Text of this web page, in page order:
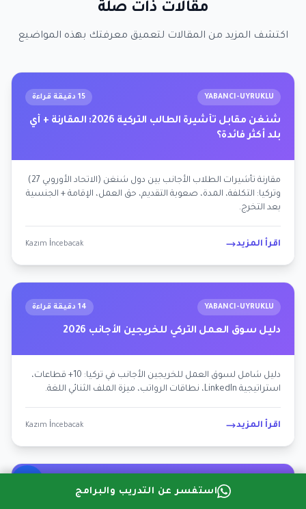
مقالات ذات صلة
اكتشف المزيد من المقالات لتعميق معرفتك بهذه المواضيع
YABANCI-UYRUKLU 15 دقيقة قراءة
شنغن مقابل تأشيرة الطالب التركية 2026: المقارنة + أي
بلد أكثر فائدة؟
مقارنة تأشيرات الطلاب الأجانب بين دول شنغن (الاتحاد الأوروبي 27)
وتركيا: التكلفة، المدة، صعوبة التقديم، حق العمل، الإقامة + الجنسية
بعد التخرج.
اقرأ المزيد Kazım İncebacak
YABANCI-UYRUKLU 14 دقيقة قراءة
دليل سوق العمل التركي للخريجين الأجانب 2026
دليل شامل لسوق العمل للخريجين الأجانب في تركيا: 10+ قطاعات،
استراتيجية LinkedIn، نطاقات الرواتب، ميزة الملف الثنائي اللغة.
اقرأ المزيد Kazım İncebacak
YABANCI-UYRUKLU 12 دقيقة قراءة
استفسر عن التدريب والبرامج